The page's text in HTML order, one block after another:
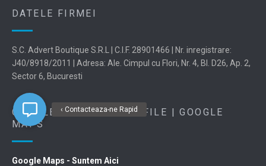
DATELE FIRMEI
S.C. Advert Boutique S.R.L | C.I.F. 28901466 | Nr. inregistrare:
J40/8918/2011 | Adresa: Ale. Cimpul cu Flori, Nr. 4, Bl. D26, Ap. 2,
Sector 6, Bucuresti
GOOGLE BUSINESS PROFILE | GOOGLE
MAPS
Google Maps - Suntem Aici
‹ Contacteaza-ne Rapid